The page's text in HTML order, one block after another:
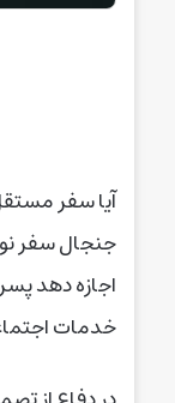
آیا سفر
اجازه دهد
خدمات